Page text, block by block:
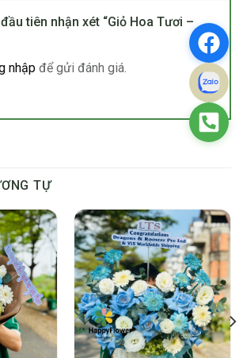
tiên nhận xét “Giỏ Hoa Tươi –
nhập để gửi đánh giá.
TỰ